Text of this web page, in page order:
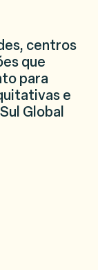
centros
que
para
e
Global